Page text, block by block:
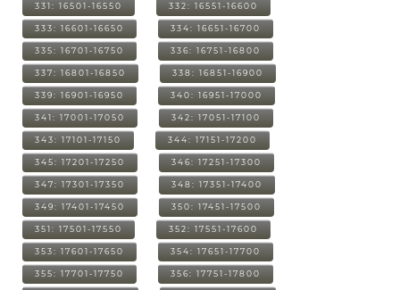
331: 16501-16550 332: 16551-16600
333: 16601-16650 334: 16651-16700
335: 16701-16750 336: 16751-16800
337: 16801-16850 338: 16851-16900
339: 16901-16950 340: 16951-17000
341: 17001-17050 342: 17051-17100
343: 17101-17150 344: 17151-17200
345: 17201-17250 346: 17251-17300
347: 17301-17350 348: 17351-17400
349: 17401-17450 350: 17451-17500
351: 17501-17550 352: 17551-17600
353: 17601-17650 354: 17651-17700
355: 17701-17750 356: 17751-17800